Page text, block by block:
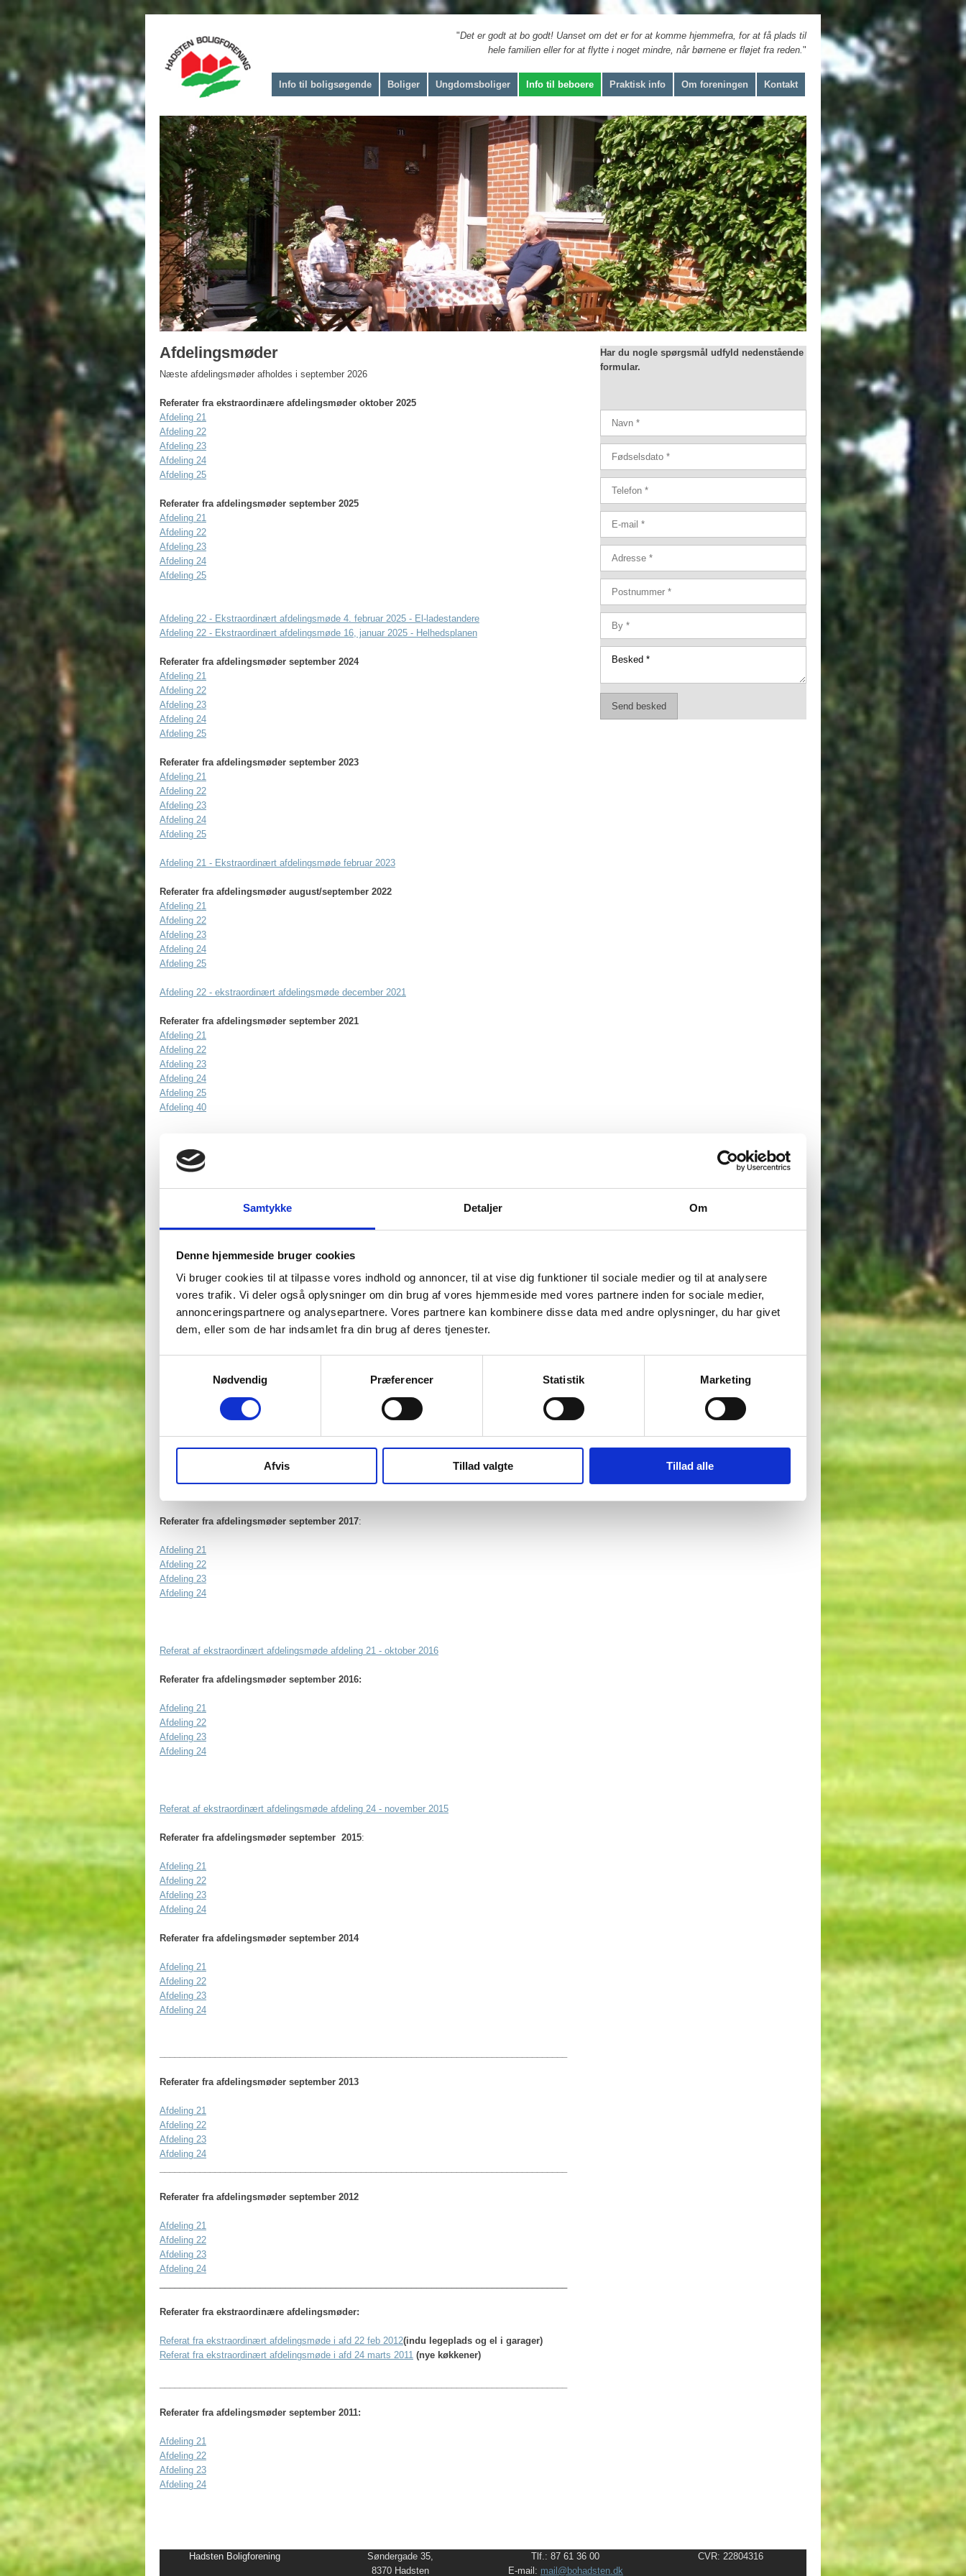
Samtykke Detaljer Om
Denne hjemmeside bruger cookies
Vi bruger cookies til at tilpasse vores indhold og annoncer, til at vise dig funktioner til sociale medier og til at analysere
vores trafik. Vi deler også oplysninger om din brug af vores hjemmeside med vores partnere inden for sociale medier,
annonceringspartnere og analysepartnere. Vores partnere kan kombinere disse data med andre oplysninger, du har givet
dem, eller som de har indsamlet fra din brug af deres tjenester.
Nødvendig
Præferencer Statistik Marketing
Afvis Tillad valgte Tillad alle
​ "Det er godt at bo godt! Uanset om det er for at komme hjemmefra, for at få plads til
hele familien eller for at flytte i noget mindre, når børnene er fløjet fra reden. "
Info til boligsøgende Boliger Ungdomsboliger Info til beboere Praktisk info Om foreningen Kontakt
Afdelingsmøder​
​Næste afdelingsmøder afholdes i september 2026
Referater fra ekstraordinære afdelingsmøder oktober 2025
Afdeling 21
Afdeling 22
Afdeling 23
Afdeling 24
Afdeling 25​
Referater fra afdelingsmøder september 2025
Afdeling 21
Afdeling 22
Afdeling 23
Afdeling 24
Afdeling 25
​Afdeling 22 - Ekstraordinært afdelingsmøde 4. februar 2025 - El-ladestandere
Afdeling 22 - Ekstraordinært afdelingsmøde 16, januar 2025 - Helhedsplanen
Referater fra afdelingsmøder september 2024
Afdeling 21
Afdeling 22
Afdeling 23
Afdeling 24
Afdeling 25
Referater fra afdelingsmøder september 2023
Afdeling 21
Afdeling 22
Afdeling 23
Afdeling 24
Afdeling 25
Afdeling 21 - Ekstraordinært afdelingsmøde februar 2023
Referater fra afdelingsmøder august/september 2022
Afdeling 21
Afdeling 22
Afdeling 23
Afdeling 24
Afdeling 25
Afdeling 22 - ekstraordinært afdelingsmøde december 2021
Referater fra afdelingsmøder september 2021
Afdeling 21
Afdeling 22
Afdeling 23
Afdeling 24
Afdeling 25
Afdeling 40
Referater fra afdelingsmøder september 2020
Afdeling 21
Afdeling 21
Afdeling 22
Afdeling 24
Afdeling 25 - ekstraordinært afdelingsmøde april 2019
Referater fra afdelingsmøder september 2018:
Afdeling 21
Afdeling 22
Referater fra afdelingsmøder september 2017:
Afdeling 21
Afdeling 22
Afdeling 23
Afdeling 24
Referat af ekstraordinært afdelingsmøde afdeling 21 - oktober 2016
Referater fra afdelingsmøder september 2016:
Afdeling 21
Afdeling 22
Afdeling 23
Afdeling 24​
Referat af ekstraordinært afdelingsmøde afdeling 24 - november 2015
Referater fraafdelingsmøder september 2015:
Afdeling 21
Afdeling 22
​Afdeling 23
Afdeling 24
Referater fra afdelingsmøder september 2014​
Afdeling 21
Afdeling 22
Afdeling 23
Afdeling 24
Referater fra afdelingsmøder september 2013
Afdeling 21
Afdeling 22
Afdeling 23
Afdeling 24
Referater fra afdelingsmøder september 2012
Afdeling 21
Afdeling 22
Afdeling 23
Afdeling 24
Referater fra ekstraordinære afdelingsmøder:
Referat fra ekstraordinært afdelingsmøde i afd 22 feb 2012(indu legeplads og el i garager)
Referat fra ekstraordinært afdelingsmøde i afd 24 marts 2011 (nye køkkener)
Referater fra afdelingsmøder september 2011:
Afdeling 21
Afdeling 22
Afdeling 23
Afdeling 24
Har du nogle spørgsmål udfyld nedenstående
formular.
​Hadsten Boligforening
Søndergade 35,
8370 Hadsten
Tlf.: 87 61 36 00
E-mail: mail@bohadsten.dk
CVR: 22804316